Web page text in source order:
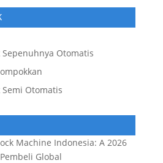
Otomatis
Otomatis
Machine Indonesia: A 2026
Global